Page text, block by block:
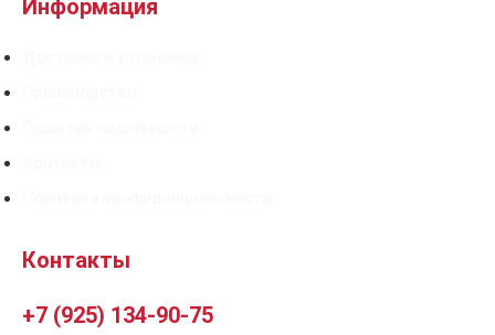
Информация
Контакты
+7 (925) 134-90-75